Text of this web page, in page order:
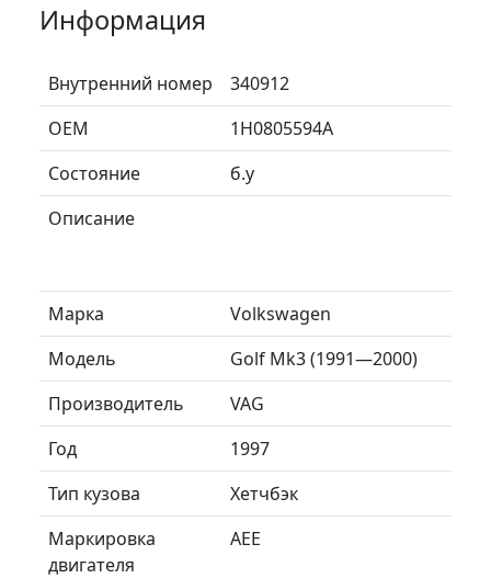
Информация
Внутренний номер
340912
ОЕМ
1H0805594A
Состояние
б.у
Описание
Марка
Volkswagen
Модель
Golf Mk3 (1991—2000)
Производитель
VAG
Год
1997
Тип кузова
Хетчбэк
Маркировка
двигателя
AEE